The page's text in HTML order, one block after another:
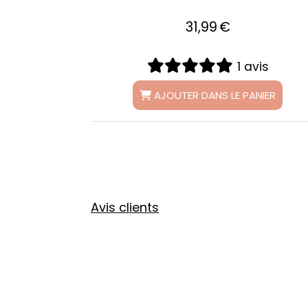
AJOUTER DANS LE PANIER
Avis clients